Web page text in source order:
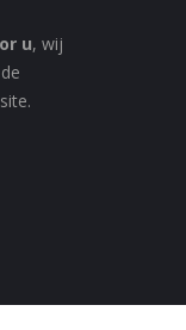
u, wij